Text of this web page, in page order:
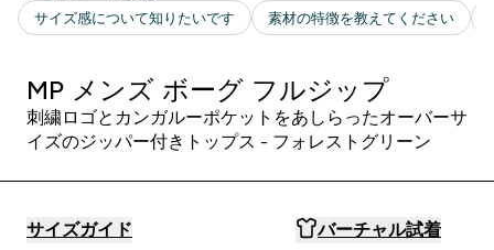
MP メンズ ボーグ フルジップ
刺繍ロゴとカンガルーポケットをあしらったオーバーサ
イズのジッパー付きトップス - フォレストグリーン
サイズガイド バーチャル試着